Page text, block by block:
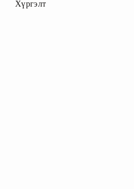
Хүргэлт